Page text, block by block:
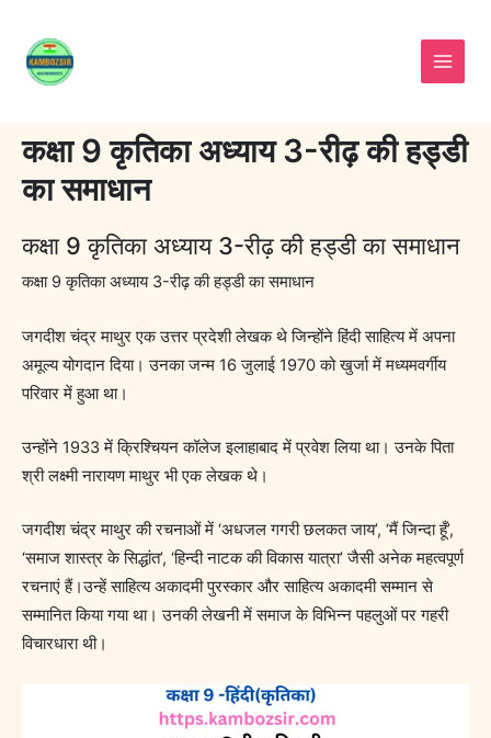
content
कक्षा 9 कृतिका अध्याय 3-रीढ़ की हड्डी
का समाधान
कक्षा 9 कृतिका अध्याय 3-रीढ़ की हड्डी का समाधान
कक्षा 9 कृतिका अध्याय 3-रीढ़ की हड्डी का समाधान
जगदीश चंद्र माथुर एक उत्तर प्रदेशी लेखक थे जिन्होंने हिंदी साहित्य में अपना
अमूल्य योगदान दिया। उनका जन्म 16 जुलाई 1970 को खुर्जा में मध्यमवर्गीय
परिवार में हुआ था।
उन्होंने 1933 में क्रिश्चियन कॉलेज इलाहाबाद में प्रवेश लिया था। उनके पिता
श्री लक्ष्मी नारायण माथुर भी एक लेखक थे।
जगदीश चंद्र माथुर की रचनाओं में ‘अधजल गगरी छलकत जाय’, ‘मैं जिन्दा हूँ’,
‘समाज शास्त्र के सिद्धांत’, ‘हिन्दी नाटक की विकास यात्रा’ जैसी अनेक महत्वपूर्ण
रचनाएं हैं।उन्हें साहित्य अकादमी पुरस्कार और साहित्य अकादमी सम्मान से
सम्मानित किया गया था। उनकी लेखनी में समाज के विभिन्न पहलुओं पर गहरी
विचारधारा थी।